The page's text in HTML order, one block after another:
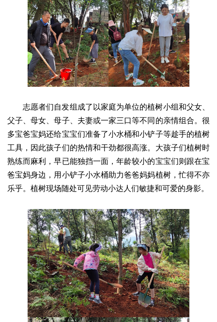
志愿者们自发组成了以家庭为单位的植树小组和父女、
父子、母女、母子、夫妻或一家三口等不同的亲情组合。很
多宝爸宝妈还给宝宝们准备了小水桶和小铲子等趁手的植树
工具，因此孩子们的热情和干劲都很高涨。大孩子们植树时
熟练而麻利，早已能独挡一面，年龄较小的宝宝们则跟在宝
爸宝妈身边，用小铲子小水桶助力爸爸妈妈植树，忙得不亦
乐乎。植树现场随处可见劳动小达人们敏捷和可爱的身影。